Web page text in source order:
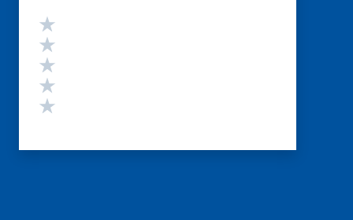
Valutazione